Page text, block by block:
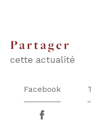
partager
cette actualité
Facebook